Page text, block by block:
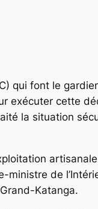
qui font le
cette
la situation
de
Katanga.